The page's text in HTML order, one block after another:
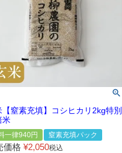
【窒素充填】コシヒカリ2kg特別
米
一律940円 窒素充填パック
価格 ¥2,050税込